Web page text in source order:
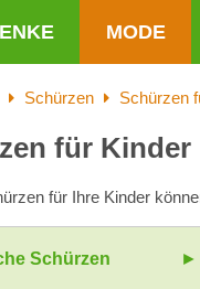
MODE
Schürzen Schürzen
für Kinder
für Ihre Kinder
Schürzen